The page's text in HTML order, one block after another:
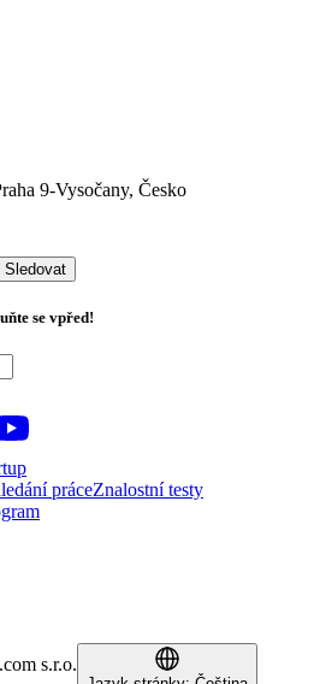
9-Vysočany, Česko
Sledovat
se vpřed!
práceZnalostní testy
s.r.o.